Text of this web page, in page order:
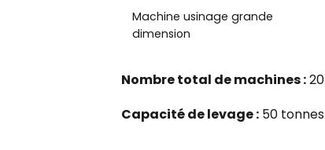
Machine usinage grande
dimension
Nombre total de machines :20
Capacité de levage : 50 tonnes